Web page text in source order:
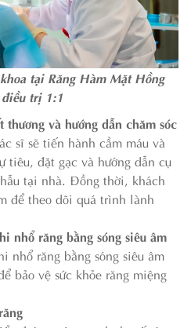
tại Răng Hàm Mặt Hồng
trị 1:1
thương và hướng dẫn chăm sóc
sĩ sẽ tiến hành cầm máu và
tiêu, đặt gạc và hướng dẫn cụ
tại nhà. Đồng thời, khách
để theo dõi quá trình lành
nhổ răng bằng sóng siêu âm
nhổ răng bằng sóng siêu âm
bảo vệ sức khỏe răng miệng